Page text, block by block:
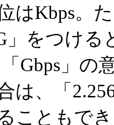
はKbps。
」をつけ
「Gbps」
は、「
こともで